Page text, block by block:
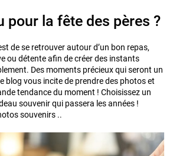
pour la fête des pères ?
de se retrouver autour d’un bon repas,
ou détente afin de créer des instants
Des moments précieux qui seront un
blog vous incite de prendre des photos et
tendance du moment ! Choisissez un
souvenir qui passera les années !
souvenirs ..